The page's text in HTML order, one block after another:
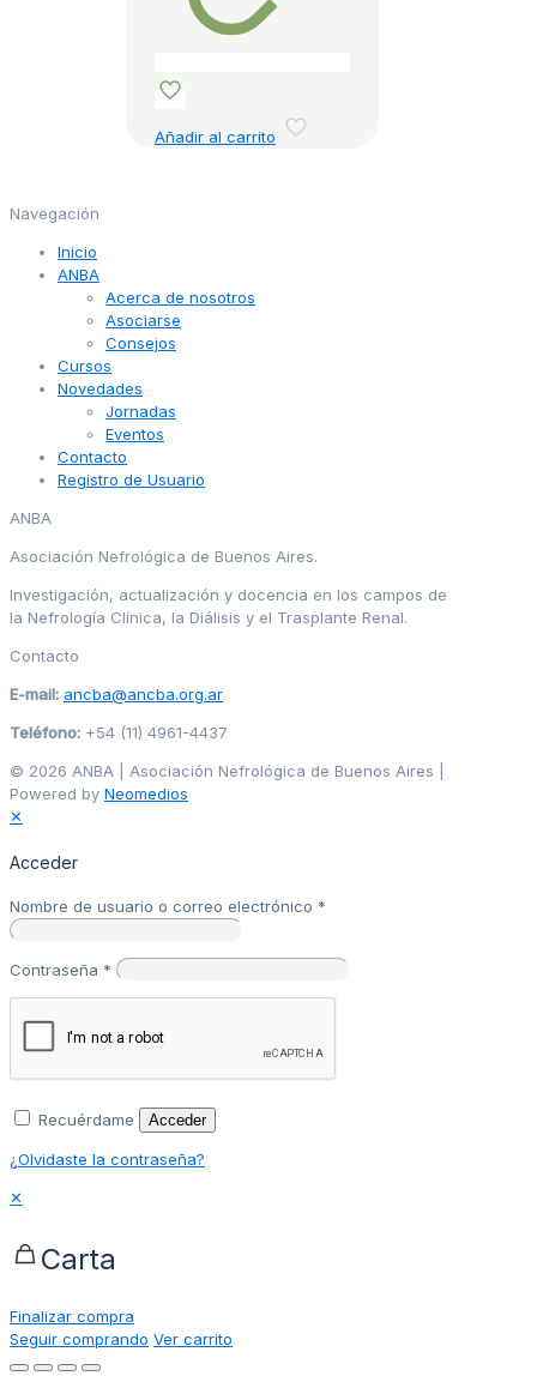
Añadir al carrito
Navegación
Inicio
ANBA
Acerca de nosotros
Asociarse
Consejos
Cursos
Novedades
Jornadas
Eventos
Contacto
Registro de Usuario
ANBA
Asociación Nefrológica de Buenos Aires.
Investigación, actualización y docencia en los campos de
la Nefrología Clínica, la Diálisis y el Trasplante Renal.
Contacto
E-mail: ancba@ancba.org.ar
Teléfono: +54 (11) 4961-4437
© 2026 ANBA | Asociación Nefrológica de Buenos Aires |
Powered by Neomedios
✕
Acceder
Nombre de usuario o correo electrónico *
Contraseña *
Recuérdame Acceder
¿Olvidaste la contraseña?
✕
Carta
Finalizar compra
Seguir comprando Ver carrito